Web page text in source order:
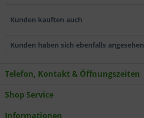
Kunden kauften auch
Kunden haben sich ebenfalls angesehen
Telefon, Kontakt & Öffnungszeiten
Shop Service
Informationen